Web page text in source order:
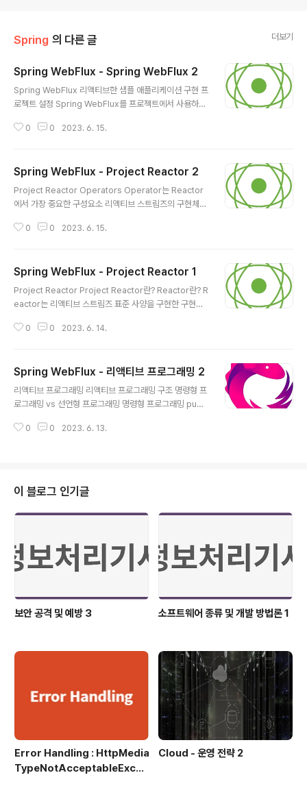
Spring 의 다른 글 더보기
Spring WebFlux - Spring WebFlux 2
Spring WebFlux 리액티브한 샘플 애플리케이션 구현 프
로젝트 설정 Spring WebFlux를 프로젝트에서 사용하기
게 다르지 않지만 약간의 차이점이 존재함 build.gradle
ebflux&#39; // (1) implementation &#39;org.spri
ngframework.boot:spring-boot-starter-validati
on&#39; implementation &#39;org.springframe
0 0 2023. 6. 15.
Spring WebFlux - Project Reactor 2
Project Reactor Operators Operator는 Reactor
에서 가장 중요한 구성요소 리액티브 스트림즈의 구현체인
ator의 종류가 너무 많기 때문에 적절한 상황에 맞게 사용
를 생성(Creating)하고자 할 경우 just() fromStream()
fromIterable() fromArray() range() interval() em
pty() never() defer() using() generate() create()
한 경우 ma..
0 0 2023. 6. 15.
Spring WebFlux - Project Reactor 1
Project Reactor Project Reactor란? Reactor란? R
eactor는 리액티브 스트림즈 표준 사양을 구현한 구현체
브 스택에 포함되어 리액티브 한 애플리케이션으로 동작하
브 스트림즈(Reactive Streams)를 구현한 리액티브 라
이브러리 가장 많이 나오는 용어가 바로 Non-Blocking
으로, Non-Blocking은 리액티브 프로그래밍의 핵심적인
지원함 Reactor는 Publisher 타입으로 Mono[0|1]와
0 0 2023. 6. 14.
Spring WebFlux - 리액티브 프로그래밍 2
리액티브 프로그래밍 리액티브 프로그래밍 구조 명령형 프
로그래밍 vs 선언형 프로그래밍 명령형 프로그래밍 publi
c static void main(String[] args){ // List에 있는 숫
0)){ sum += number; } } System.out.println(sum);
} } List에 포함된 숫자들을 for문을 이용해서 순차적으로
접근한 후, if 문으로 특정 조건..
0 0 2023. 6. 13.
이 블로그 인기글
보안 공격 및 예방 3 소프트웨어 종류 및 개발 방법론 1
Error Handling : HttpMedia
TypeNotAcceptableExcep
Cloud - 운영 전략 2